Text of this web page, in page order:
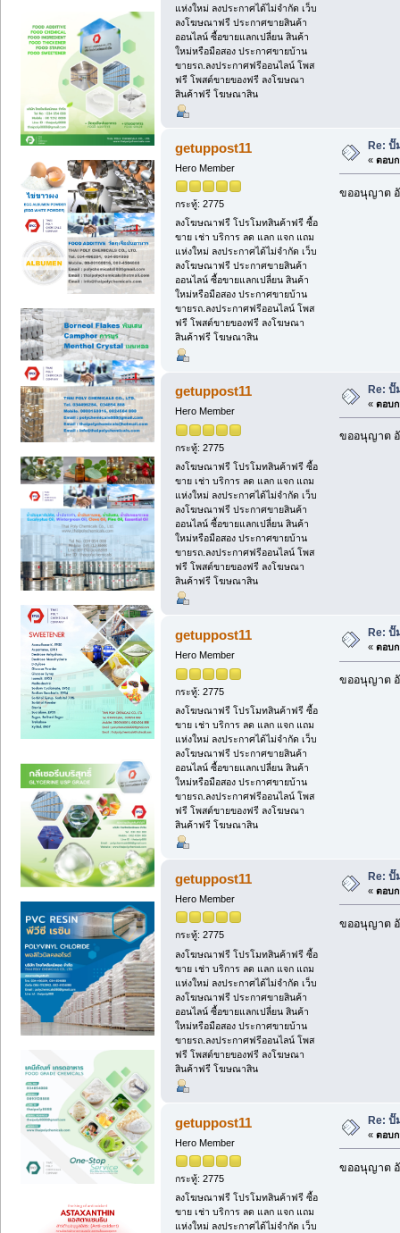
แห่งใหม่ ลงประกาศได้ไม่จำกัด เว็บ
ลงโฆษณาฟรี ประกาศขายสินค้า
ออนไลน์ ซื้อขายแลกเปลี่ยน สินค้า
ใหม่หรือมือสอง ประกาศขายบ้าน
ขายรถ.ลงประกาศฟรีออนไลน์ โพส
ฟรี โพสต์ขายของฟรี ลงโฆษณา
สินค้าฟรี โฆษณาสิน
getuppost11
Hero Member
กระทู้: 2775
ลงโฆษณาฟรี โปรโมทสินค้าฟรี ซื้อ
ขาย เช่า บริการ ลด แลก แจก แถม
แห่งใหม่ ลงประกาศได้ไม่จำกัด เว็บ
ลงโฆษณาฟรี ประกาศขายสินค้า
ออนไลน์ ซื้อขายแลกเปลี่ยน สินค้า
ใหม่หรือมือสอง ประกาศขายบ้าน
ขายรถ.ลงประกาศฟรีออนไลน์ โพส
ฟรี โพสต์ขายของฟรี ลงโฆษณา
สินค้าฟรี โฆษณาสิน
Re: ปั๊
« ตอบก
ขออนุญาต
getuppost11
Hero Member
กระทู้: 2775
ลงโฆษณาฟรี โปรโมทสินค้าฟรี ซื้อ
ขาย เช่า บริการ ลด แลก แจก แถม
แห่งใหม่ ลงประกาศได้ไม่จำกัด เว็บ
ลงโฆษณาฟรี ประกาศขายสินค้า
ออนไลน์ ซื้อขายแลกเปลี่ยน สินค้า
ใหม่หรือมือสอง ประกาศขายบ้าน
ขายรถ.ลงประกาศฟรีออนไลน์ โพส
ฟรี โพสต์ขายของฟรี ลงโฆษณา
สินค้าฟรี โฆษณาสิน
Re: ปั๊
« ตอบก
ขออนุญาต
getuppost11
Hero Member
กระทู้: 2775
ลงโฆษณาฟรี โปรโมทสินค้าฟรี ซื้อ
ขาย เช่า บริการ ลด แลก แจก แถม
แห่งใหม่ ลงประกาศได้ไม่จำกัด เว็บ
ลงโฆษณาฟรี ประกาศขายสินค้า
ออนไลน์ ซื้อขายแลกเปลี่ยน สินค้า
ใหม่หรือมือสอง ประกาศขายบ้าน
ขายรถ.ลงประกาศฟรีออนไลน์ โพส
ฟรี โพสต์ขายของฟรี ลงโฆษณา
สินค้าฟรี โฆษณาสิน
Re:
« ตอบก
ขออนุญาต
getuppost11
Hero Member
กระทู้: 2775
ลงโฆษณาฟรี โปรโมทสินค้าฟรี ซื้อ
ขาย เช่า บริการ ลด แลก แจก แถม
แห่งใหม่ ลงประกาศได้ไม่จำกัด เว็บ
ลงโฆษณาฟรี ประกาศขายสินค้า
ออนไลน์ ซื้อขายแลกเปลี่ยน สินค้า
ใหม่หรือมือสอง ประกาศขายบ้าน
ขายรถ.ลงประกาศฟรีออนไลน์ โพส
ฟรี โพสต์ขายของฟรี ลงโฆษณา
สินค้าฟรี โฆษณาสิน
Re:
« ตอบก
ขออนุญาต
getuppost11
Hero Member
กระทู้: 2775
ลงโฆษณาฟรี โปรโมทสินค้าฟรี ซื้อ
ขาย เช่า บริการ ลด แลก แจก แถม
แห่งใหม่ ลงประกาศได้ไม่จำกัด เว็บ
Re: ปั๊
« ตอบก
ขออนุญาต